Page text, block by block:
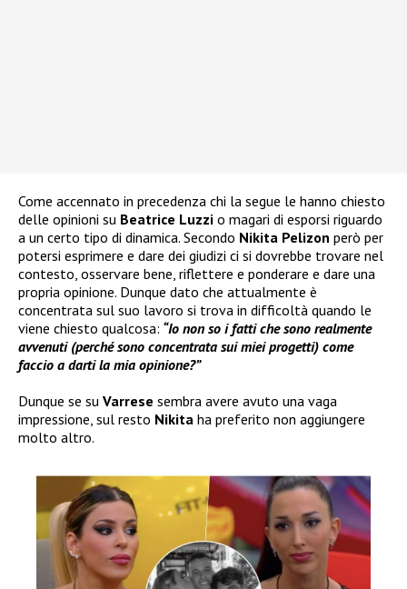
Come accennato in precedenza chi la segue le hanno chiesto
delle opinioni su Beatrice Luzzi o magari di esporsi riguardo
a un certo tipo di dinamica. Secondo Nikita Pelizon però per
potersi esprimere e dare dei giudizi ci si dovrebbe trovare nel
contesto, osservare bene, riflettere e ponderare e dare una
propria opinione. Dunque dato che attualmente è
concentrata sul suo lavoro si trova in difficoltà quando le
viene chiesto qualcosa: “Io non so i fatti che sono realmente
avvenuti (perché sono concentrata sui miei progetti) come
faccio a darti la mia opinione?”
Dunque se su Varrese sembra avere avuto una vaga
impressione, sul resto Nikita ha preferito non aggiungere
molto altro.